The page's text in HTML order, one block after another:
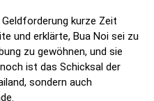
kurze Zeit
und erklärte, Bua Noi sei zu
zu gewöhnen, und sie
ist das Schicksal der
sondern auch